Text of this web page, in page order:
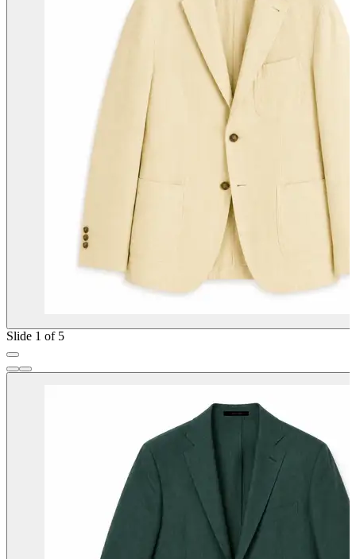
Slide 1 of 5